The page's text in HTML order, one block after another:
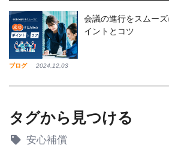
ブログ 2024,12,03
会議の進行をスムー
イントとコツ
タグから見つける
安心補償